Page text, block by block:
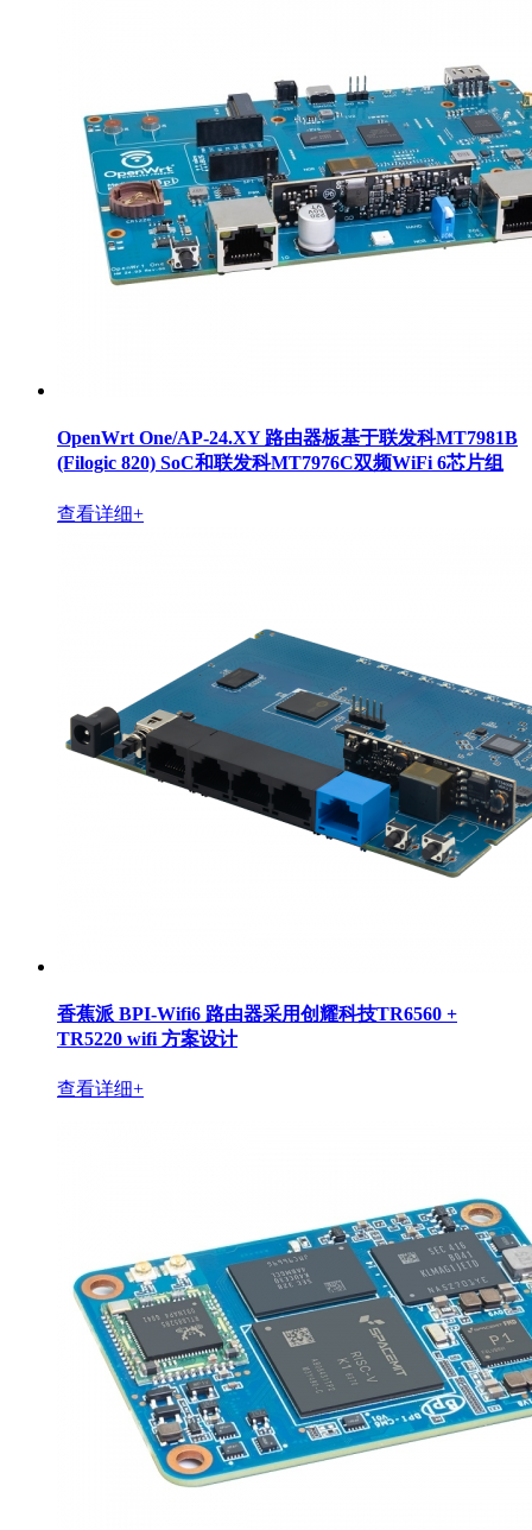
OpenWrt One/AP-24.XY 路由器板基于联发科MT7981B
(Filogic 820) SoC和联发科MT7976C双频WiFi 6芯片组
查看详细+
香蕉派 BPI-Wifi6 路由器采用创耀科技TR6560 +
TR5220 wifi 方案设计
查看详细+